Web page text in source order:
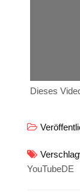
Dieses
YouTubeDE